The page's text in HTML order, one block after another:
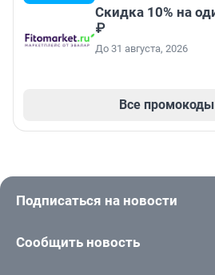
Скидка 10% на
₽
До 31 августа, 2026
Все промокоды
Подписаться на новости
Сообщить новость